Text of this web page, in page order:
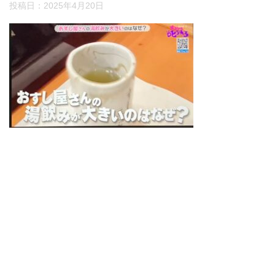
投稿日： 2025年4月20日